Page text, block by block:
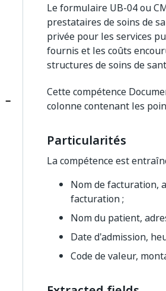
Le formulaire UB-04 ou
prestataires de soins de
privée pour les services
fournis et les coûts
structures de soins de
Cette compétence
colonne contenant les
Particularités
La compétence est
Nom de facturation,
facturation ;
Nom du patient,
Date d'admission,
Code de valeur,